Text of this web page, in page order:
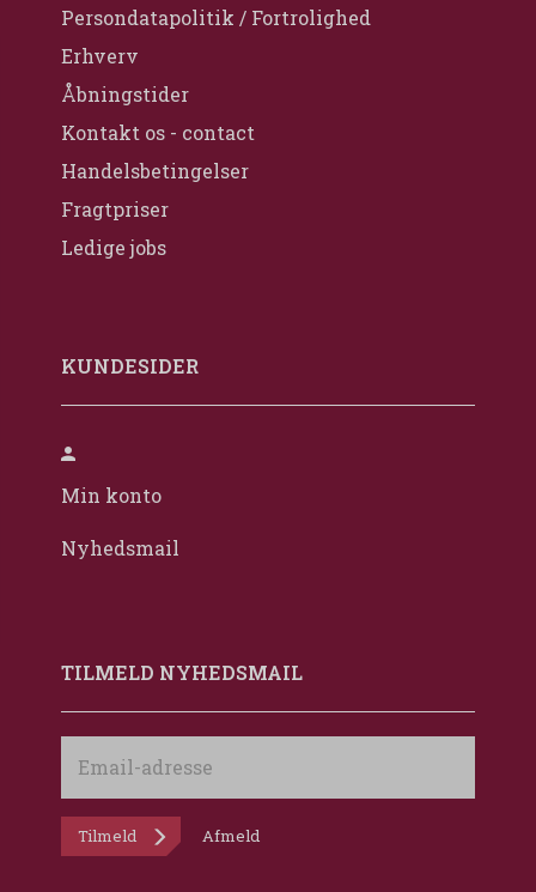
Persondatapolitik / Fortrolighed
Erhverv
Åbningstider
Kontakt os - contact
Handelsbetingelser
Fragtpriser
Ledige jobs
KUNDESIDER
Min konto
Nyhedsmail
TILMELD NYHEDSMAIL
adresse
Tilmeld Afmeld